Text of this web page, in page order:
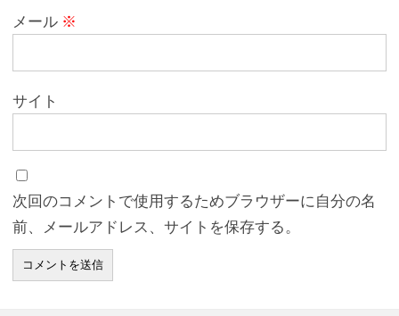
メール ※
サイト
次回のコメントで使用するためブラウザーに自分の名
前、メールアドレス、サイトを保存する。